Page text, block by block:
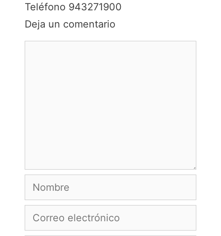
Teléfono 943271900
Deja un comentario
Nombre
Correo